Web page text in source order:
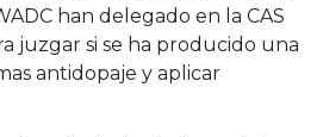
han delegado en la CAS
juzgar si se ha producido una
antidopaje y aplicar